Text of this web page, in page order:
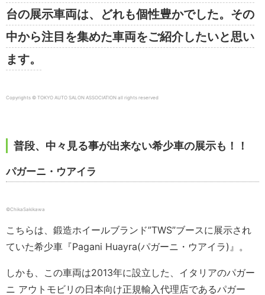
台の展示車両は、どれも個性豊かでした。その
中から注目を集めた車両をご紹介したいと思い
ます。
Copyrights © TOKYO AUTO SALON ASSOCIATION all rights reserved
普段、中々見る事が出来ない希少車の展示も！！
パガーニ・ウアイラ
©ChikaSakikawa
こちらは、鍛造ホイールブランド”TWS”ブースに展示され
ていた希少車『Pagani Huayra(パガーニ・ウアイラ)』。
しかも、この車両は2013年に設立した、イタリアのパガー
ニ アウトモビリの日本向け正規輸入代理店であるパガー